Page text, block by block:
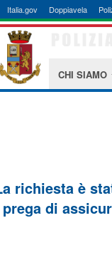
Italia.gov Doppiavela
CHI SIAMO
richiesta è
prega di